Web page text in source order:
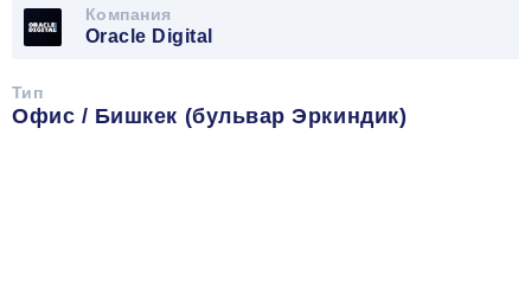
Компания
Oracle Digital
Тип
Офис / Бишкек (бульвар Эркиндик)